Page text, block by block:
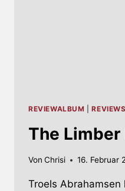
REVIEWALBUM |REVIEWS
The Limber
Von Chrisi 16. Februar
Troels Abrahamsen